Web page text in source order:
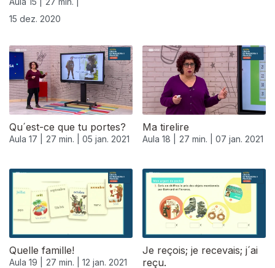
15 dez. 2020
Qu´est-ce que tu portes?
Aula 17 | 27 min. | 05 jan. 2021
Ma tirelire
Aula 18 | 27 min. | 07 jan. 2021
Quelle famille!
Aula 19 | 27 min. | 12 jan. 2021
Je reçois; je recevais; j´ai
reçu.